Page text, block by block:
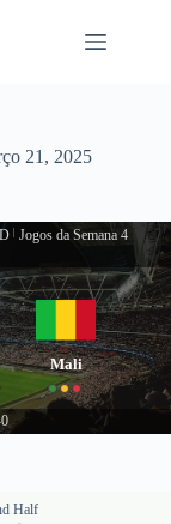
21, 2025
Jogos da Semana 4
Mali
Half